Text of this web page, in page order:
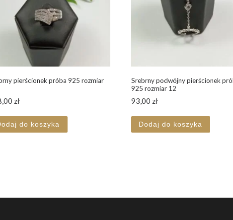
pierścionek próba 925 rozmiar
zł
do koszyka
Srebrny podwójny pierścionek
925 rozmiar 12
93,00 zł
Dodaj do koszyka